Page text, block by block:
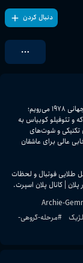
دنبال کردن
در این ویدیو به سراغ خاطره‌انگیزترین گل‌های مرحله گروهی جام جهانی ۱۹۷۸ می‌رویم؛
لوکه و تئوفیلو کوبیاس به
یکی از جذاب‌ترین دوره‌های تاریخ جام جهانی تبدیل شد. از گل‌های تکنیکی و شوت‌های
انتخابی عالی برای عاشقان
گل‌های قدیمی جام جهانی، ستاره‌های نسل طلایی فوتبال و لحظات
| کانال پلان اسپرت.
Archie-
#مرحله-گروهی-